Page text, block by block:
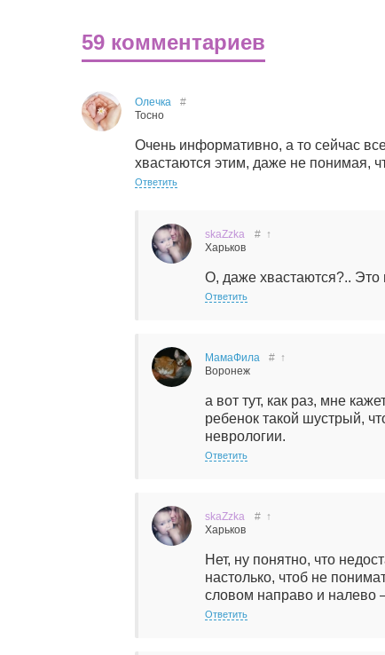
59 комментариев
Олечка
Тосно
#
Очень информативно, а то сейчас
хвастаются этим, даже не понимая,
Ответить
skaZzka
Харьков
# ↑
О, даже хвастаются?.. Это
Ответить
МамаФила
Воронеж
# ↑
а вот тут, как раз, мне
ребенок такой шустрый,
неврологии.
Ответить
skaZzka
Харьков
# ↑
Нет, ну понятно, что
настолько, чтоб не
словом направо и налево
Ответить